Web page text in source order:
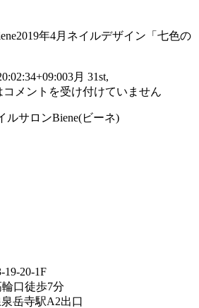
年4月ネイルデザイン「七色の
3月 31st,
コメントを受け付けていません
ルサロンBiene(ビーネ)
20-1F
口徒歩7分
岳寺駅A2出口